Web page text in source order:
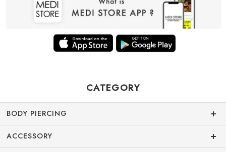
CATEGORY
BODY PIERCING
ACCESSORY